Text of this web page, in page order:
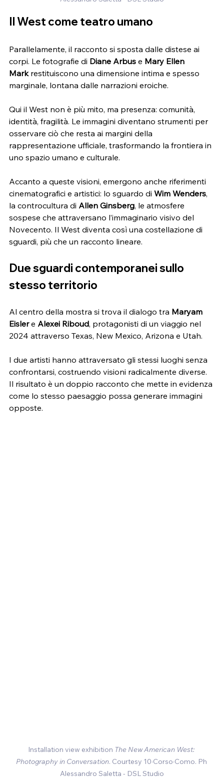
Il West come teatro umano
Parallelamente, il racconto si sposta dalle distese ai
corpi. Le fotografie di Diane Arbus e Mary Ellen
Mark restituiscono una dimensione intima e spesso
marginale, lontana dalle narrazioni eroiche.
Qui il West non è più mito, ma presenza: comunità,
identità, fragilità. Le immagini diventano strumenti per
osservare ciò che resta ai margini della
rappresentazione ufficiale, trasformando la frontiera in
uno spazio umano e culturale.
Accanto a queste visioni, emergono anche riferimenti
cinematografici e artistici: lo sguardo di Wim Wenders,
la controcultura di Allen Ginsberg, le atmosfere
sospese che attraversano l’immaginario visivo del
Novecento. Il West diventa così una costellazione di
sguardi, più che un racconto lineare.
Due sguardi contemporanei sullo
stesso territorio
Al centro della mostra si trova il dialogo tra Maryam
Eisler e Alexei Riboud, protagonisti di un viaggio nel
2024 attraverso Texas, New Mexico, Arizona e Utah.
I due artisti hanno attraversato gli stessi luoghi senza
confrontarsi, costruendo visioni radicalmente diverse.
Il risultato è un doppio racconto che mette in evidenza
come lo stesso paesaggio possa generare immagini
opposte.
Installation view exhibition The New American West:
Photography in Conversation. Courtesy 10·Corso·Como. Ph
Alessandro Saletta - DSL Studio